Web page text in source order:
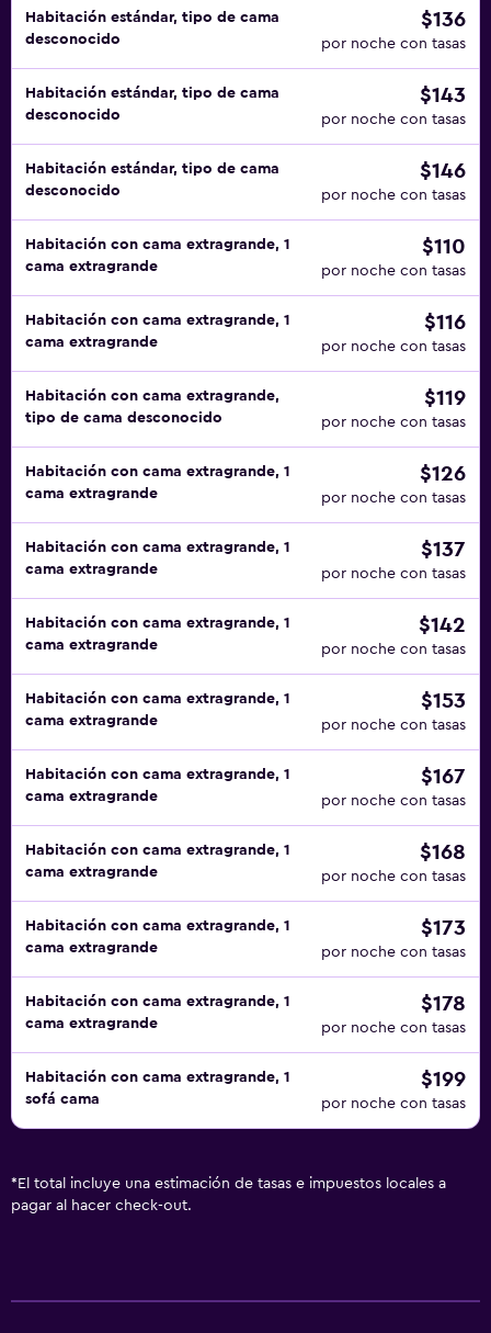
Habitación estándar, tipo de cama
desconocido
$136
por noche con tasas
Habitación estándar, tipo de cama
desconocido
$143
por noche con tasas
Habitación estándar, tipo de cama
desconocido
$146
por noche con tasas
Habitación con cama extragrande, 1
cama extragrande
$110
por noche con tasas
Habitación con cama extragrande, 1
cama extragrande
$116
por noche con tasas
Habitación con cama extragrande,
tipo de cama desconocido
$119
por noche con tasas
Habitación con cama extragrande, 1
cama extragrande
$126
por noche con tasas
Habitación con cama extragrande, 1
cama extragrande
$137
por noche con tasas
Habitación con cama extragrande, 1
cama extragrande
$142
por noche con tasas
Habitación con cama extragrande, 1
cama extragrande
$153
por noche con tasas
Habitación con cama extragrande, 1
cama extragrande
$167
por noche con tasas
Habitación con cama extragrande, 1
cama extragrande
$168
por noche con tasas
Habitación con cama extragrande, 1
cama extragrande
$173
por noche con tasas
Habitación con cama extragrande, 1
cama extragrande
$178
por noche con tasas
Habitación con cama extragrande, 1
sofá cama
$199
por noche con tasas
* El total incluye una estimación de tasas e impuestos locales a
pagar al hacer check-out.